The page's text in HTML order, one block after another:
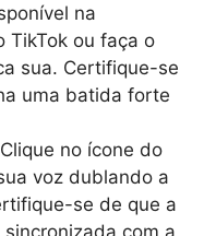
na
TikTok ou faça o
sua. Certifique-se
uma batida forte
Clique no ícone do
voz dublando a
se de que a